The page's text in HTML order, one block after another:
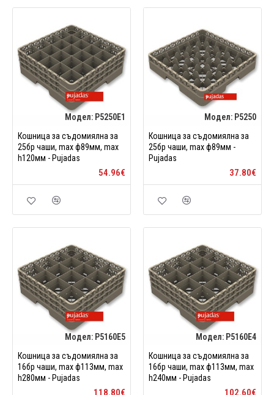
Модел: P5250E1
Кошница за съдомиялна за
25бр чаши, max ф89мм, max
h120мм - Pujadas
54.96€
Модел: P5250
Кошница за съдомиялна за
25бр чаши, max ф89мм -
Pujadas
37.80€
Модел: P5160E5
Кошница за съдомиялна за
16бр чаши, max ф113мм, max
h280мм - Pujadas
118.80€
Модел: P5160E4
Кошница за съдомиялна за
16бр чаши, max ф113мм, max
h240мм - Pujadas
102.60€